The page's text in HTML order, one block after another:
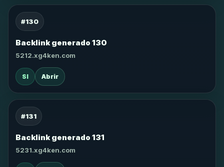
#130
Backlink generado 130
5212.xg4ken.com
SI Abrir
#131
Backlink generado 131
5231.xg4ken.com